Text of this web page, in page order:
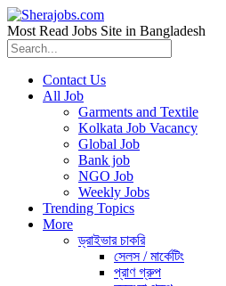
Most Read Jobs Site in Bangladesh
Contact Us
All Job
Garments and Textile
Kolkata Job Vacancy
Global Job
Bank job
NGO Job
Weekly Jobs
Trending Topics
More
ড্রাইভার চাকরি
সেলস / মার্কেটিং
প্রাণ গ্রুপ